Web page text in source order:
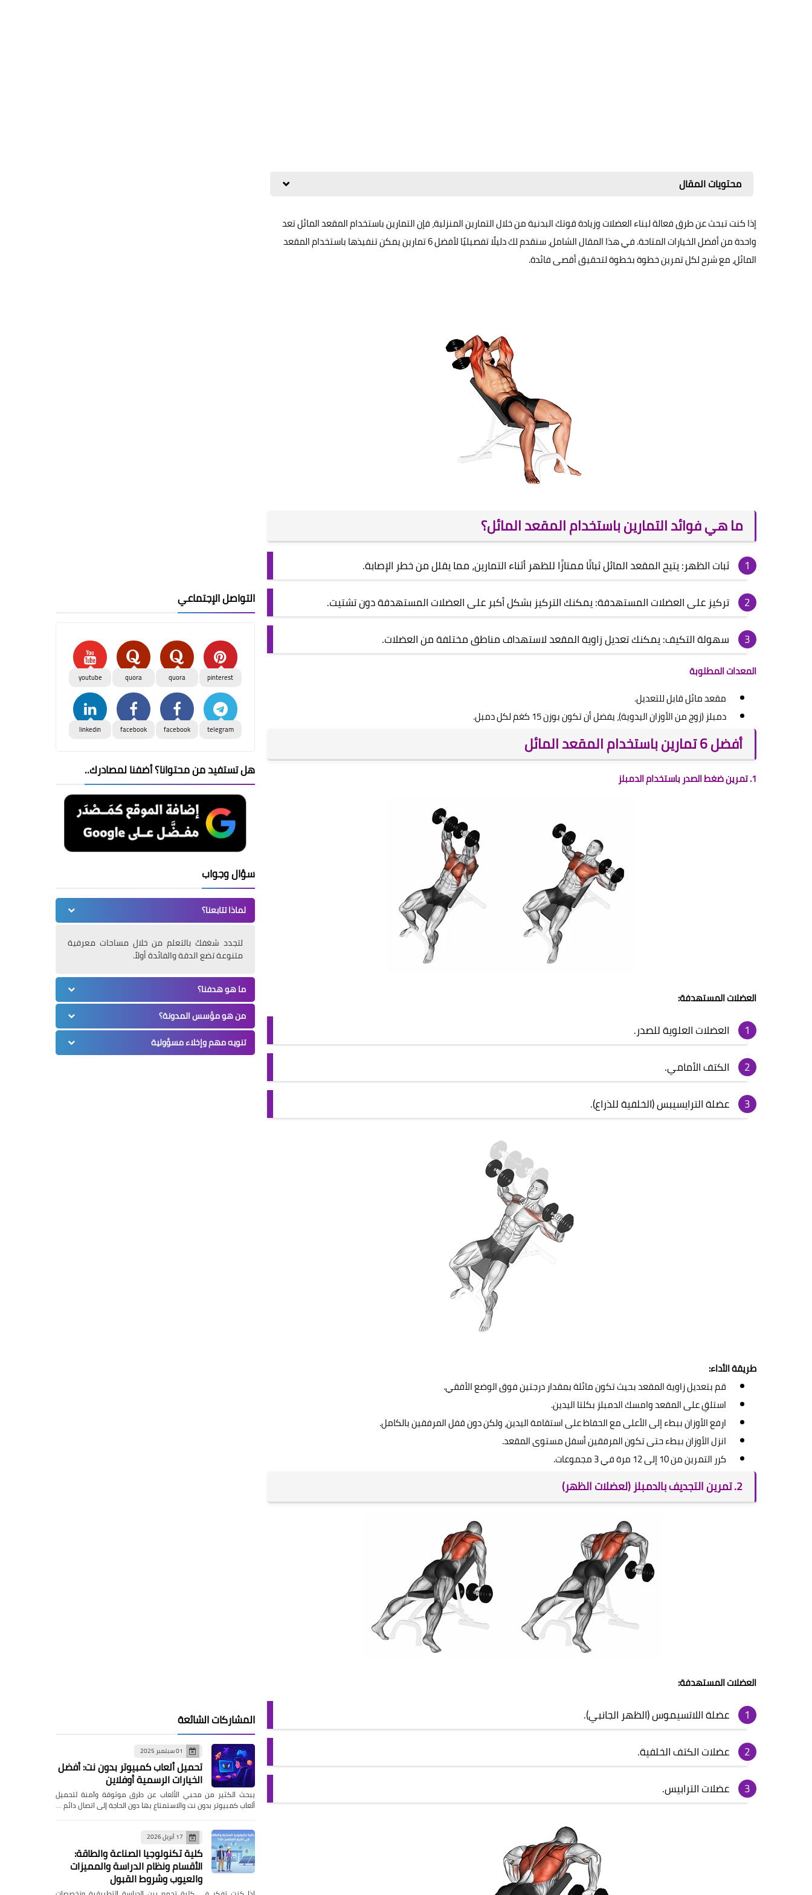
محتويات المقال
إذا كنت تبحث عن طرق فعالة لبناء العضلات وزيادة قوتك البدنية من خلال التمارين المنزلية، فإن التمارين باستخدام المقعد المائل تعد
واحدة من أفضل الخيارات المتاحة. في هذا المقال الشامل، سنقدم لك دليلًا تفصيليًا لأفضل 6 تمارين يمكن تنفيذها باستخدام المقعد
المائل، مع شرح لكل تمرين خطوة بخطوة لتحقيق أقصى فائدة.
ما هي فوائد التمارين باستخدام المقعد المائل؟
ثبات الظهر: يتيح المقعد المائل ثباتًا ممتازًا للظهر أثناء التمارين، مما يقلل من خطر الإصابة.
تركيز على العضلات المستهدفة: يمكنك التركيز بشكل أكبر على العضلات المستهدفة دون تشتيت.
سهولة التكيف: يمكنك تعديل زاوية المقعد لاستهداف مناطق مختلفة من العضلات.
المعدات المطلوبة
مقعد مائل قابل للتعديل.
دمبلز (زوج من الأوزان اليدوية)، يفضل أن تكون بوزن 15 كغم لكل دمبل.
أفضل 6 تمارين باستخدام المقعد المائل
1. تمرين ضغط الصدر باستخدام الدمبلز
العضلات المستهدفة:
العضلات العلوية للصدر.
الكتف الأمامي.
عضلة الترايسيبس (الخلفية للذراع).
طريقة الأداء:
قم بتعديل زاوية المقعد بحيث تكون مائلة بمقدار درجتين فوق الوضع الأفقي.
استلقِ على المقعد وامسك الدمبلز بكلتا اليدين.
ارفع الأوزان ببطء إلى الأعلى مع الحفاظ على استقامة اليدين، ولكن دون قفل المرفقين بالكامل.
انزل الأوزان ببطء حتى تكون المرفقين أسفل مستوى المقعد.
كرر التمرين من 10 إلى 12 مرة في 3 مجموعات.
2. تمرين التجديف بالدمبلز (لعضلات الظهر)
العضلات المستهدفة:
عضلة اللاتسيموس (الظهر الجانبي).
عضلات الكتف الخلفية.
عضلات الترابيس.
التواصل الإجتماعي
pinterest
quora
quora
youtube
telegram
facebook
facebook
linkedin
هل تستفيد من محتوانا؟ أضفنا لمصادرك..
سؤال وجواب
لماذا تتابعنا؟
لتجدد شغفك بالتعلم من خلال مساحات معرفية
متنوعة تضع الدقة والفائدة أولاً.
ما هو هدفنا؟
من هو مؤسس المدونة؟
تنويه مهم وإخلاء مسؤولية
المشاركات الشائعة
01 سبتمبر 2025
تحميل ألعاب كمبيوتر بدون نت: أفضل
الخيارات الرسمية أوفلاين
يبحث الكثير من محبي الألعاب عن طرق موثوقة وآمنة لتحميل
ألعاب كمبيوتر بدون نت والاستمتاع بها دون الحاجة إلى اتصال دائم …
17 أبريل 2026
كلية تكنولوجيا الصناعة والطاقة:
الأقسام ونظام الدراسة والمميزات
والعيوب وشروط القبول